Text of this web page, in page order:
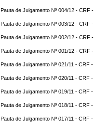
Pauta de Julgamento Nº 004/12 - CRF
Pauta de Julgamento Nº 003/12 - CRF
Pauta de Julgamento Nº 002/12 - CRF
Pauta de Julgamento Nº 001/12 - CRF
Pauta de Julgamento Nº 021/11 - CRF
Pauta de Julgamento Nº 020/11 - CRF
Pauta de Julgamento Nº 019/11 - CRF
Pauta de Julgamento Nº 018/11 - CRF -
Pauta de Julgamento Nº 017/11 - CRF -